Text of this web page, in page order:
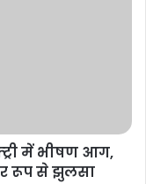
में भीषण आग,
रूप से झुलसा